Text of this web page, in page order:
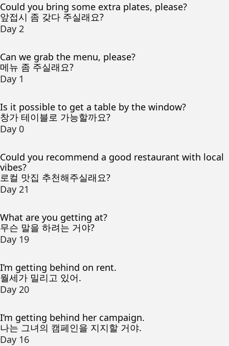
Could you bring some extra plates, please?
앞접시 좀 갖다 주실래요?
Day 2
Can we grab the menu, please?
메뉴 좀 주실래요?
Day 1
Is it possible to get a table by the window?
창가 테이블로 가능할까요?
Day 0
Could you recommend a good restaurant with local
vibes?
로컬 맛집 추천해주실래요?
Day 21
What are you getting at?
무슨 말을 하려는 거야?
Day 19
I’m getting behind on rent.
월세가 밀리고 있어.
Day 20
I’m getting behind her campaign.
나는 그녀의 캠페인을 지지할 거야.
Day 16